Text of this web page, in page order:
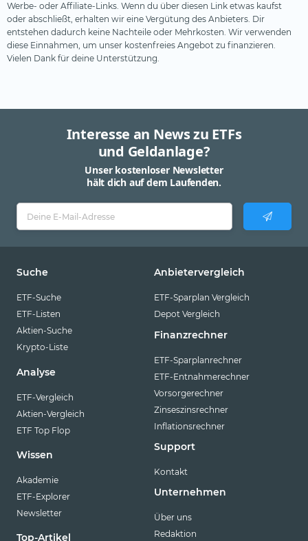
Werbe- oder Affiliate-Links. Wenn du über diesen Link etwas kaufst
oder abschließt, erhalten wir eine Vergütung des Anbieters. Dir
entstehen dadurch keine Nachteile oder Mehrkosten. Wir verwenden
diese Einnahmen, um unser kostenfreies Angebot zu finanzieren.
Vielen Dank für deine Unterstützung.
Interesse an News zu ETFs
und Geldanlage?
Unser kostenloser Newsletter
hält dich auf dem Laufenden.
Suche
ETF-Suche
ETF-Listen
Aktien-Suche
Krypto-Liste
Analyse
ETF-Vergleich
Aktien-Vergleich
ETF Top Flop
Wissen
Akademie
ETF-Explorer
Newsletter
Top-Artikel
Anbietervergleich
ETF-Sparplan Vergleich
Depot Vergleich
Finanzrechner
ETF-Sparplanrechner
ETF-Entnahmerechner
Vorsorgerechner
Zinseszinsrechner
Inflationsrechner
Support
Kontakt
Unternehmen
Über uns
Redaktion